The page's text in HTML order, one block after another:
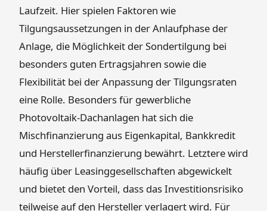
Laufzeit. Hier spielen Faktoren wie
Tilgungsaussetzungen in der Anlaufphase der
Anlage, die Möglichkeit der Sondertilgung bei
besonders guten Ertragsjahren sowie die
Flexibilität bei der Anpassung der Tilgungsraten
eine Rolle. Besonders für gewerbliche
Photovoltaik-Dachanlagen hat sich die
Mischfinanzierung aus Eigenkapital, Bankkredit
und Herstellerfinanzierung bewährt. Letztere wird
häufig über Leasinggesellschaften abgewickelt
und bietet den Vorteil, dass das Investitionsrisiko
teilweise auf den Hersteller verlagert wird. Für